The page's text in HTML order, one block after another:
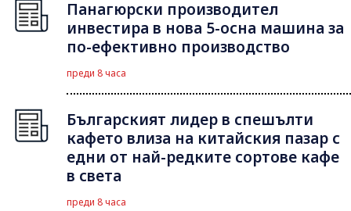
Панагюрски производител
инвестира в нова 5-осна машина за
по-ефективно производство
преди 8 часа
Българският лидер в спешълти
кафето влиза на китайския пазар с
едни от най-редките сортове кафе
в света
преди 8 часа